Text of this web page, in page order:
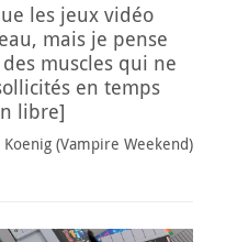
les jeux vidéo
mais je pense
muscles qui ne
en temps
libre]
Koenig (Vampire Weekend)